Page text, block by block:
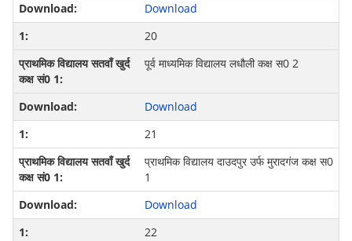
Download
20
पूर्व माध्‍यमिक विद्यालय लधौली कक्ष स0 2
Download
21
प्राथमिक विद्यालय दाउदपुर उर्फ मुरादगंज कक्ष स0
1
Download
22